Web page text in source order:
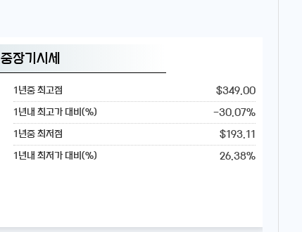
중장기시세
1년중 최고점 $349.00
1년내 최고가 대비(%) -30.07%
1년중 최저점 $193.11
1년내 최저가 대비(%) 26.38%